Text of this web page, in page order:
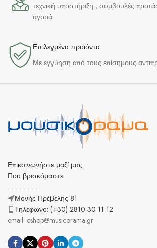
τεχνική υποστήριξη , συμβουλές
αγορά
Επιλεγμένα προϊόντα​
Με εγγύηση από τους επίσημους
Επικοινωνήστε μαζί μας
Που βρισκόμαστε
- - - - - - - -
Μονής Πρέβελης 81
Τηλέφωνο: (+30) 2810 30 11 12
email: eshop@musicorama.gr